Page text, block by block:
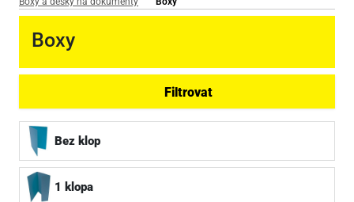
Boxy
Filtrovat
Bez klop
1 klopa